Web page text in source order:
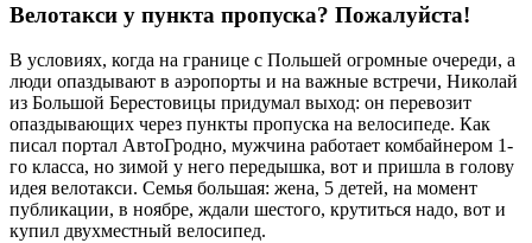
Велотакси у пункта пропуска? Пожалуйста!
В условиях, когда на границе с Польшей огромные очереди, а
люди опаздывают в аэропорты и на важные встречи, Николай
из Большой Берестовицы придумал выход: он перевозит
опаздывающих через пункты пропуска на велосипеде. Как
писал портал АвтоГродно, мужчина работает комбайнером 1-
го класса, но зимой у него передышка, вот и пришла в голову
идея велотакси. Семья большая: жена, 5 детей, на момент
публикации, в ноябре, ждали шестого, крутиться надо, вот и
купил двухместный велосипед.